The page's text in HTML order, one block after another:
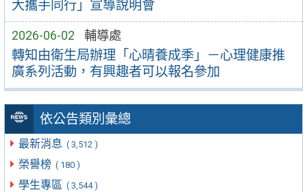
大攜手同行」宣導說明會
2026-06-02 輔導處
轉知由衛生局辦理「心晴養成季」－心理健康推
廣系列活動，有興趣者可以報名參加
依公告類別彙總
最新消息 ( 3,512 )
榮譽榜 ( 180 )
學生專區 ( 3,544 )